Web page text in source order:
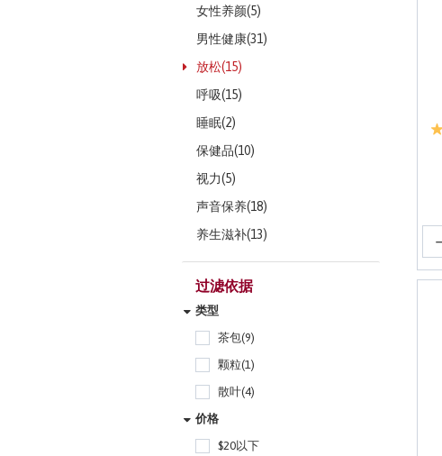
女性养颜(5)
男性健康(31)
放松(15)
呼吸(15)
睡眠(2)
保健品(10)
视力(5)
声音保养(18)
养生滋补(13)
过滤依据
类型
茶包(9)
颗粒(1)
散叶(4)
价格
$20以下